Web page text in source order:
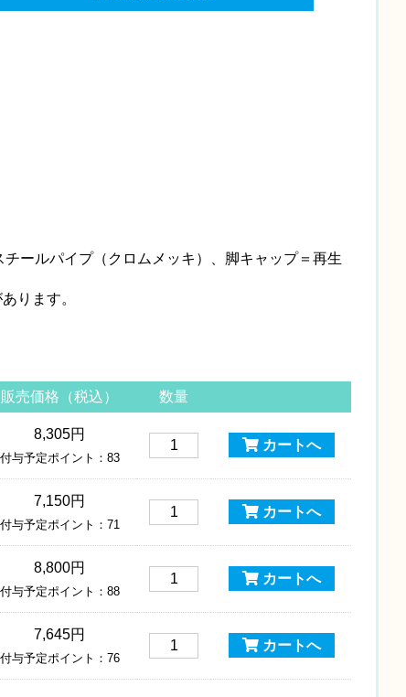
ールパイプ（クロムメッキ）、脚キャップ＝再生
ります。
販売価格（税込） 数量
8,305円
付与予定ポイント：83
カートへ
7,150円
付与予定ポイント：71
カートへ
8,800円
付与予定ポイント：88
カートへ
7,645円
付与予定ポイント：76
カートへ